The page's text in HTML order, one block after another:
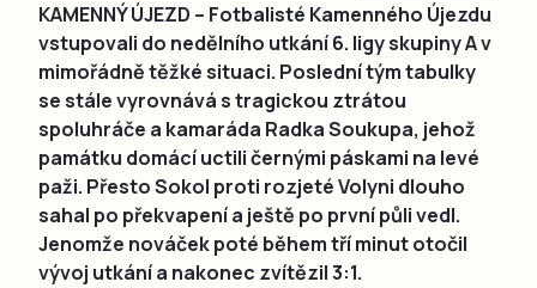
KAMENNÝ ÚJEZD – Fotbalisté Kamenného Újezdu
vstupovali do nedělního utkání 6. ligy skupiny A v
mimořádně těžké situaci. Poslední tým tabulky
se stále vyrovnává s tragickou ztrátou
spoluhráče a kamaráda Radka Soukupa, jehož
památku domácí uctili černými páskami na levé
paži. Přesto Sokol proti rozjeté Volyni dlouho
sahal po překvapení a ještě po první půli vedl.
Jenomže nováček poté během tří minut otočil
vývoj utkání a nakonec zvítězil 3:1.